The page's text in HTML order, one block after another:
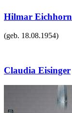
Hilmar Eichhorn
(geb. 18.08.1954)
Claudia Eisinger